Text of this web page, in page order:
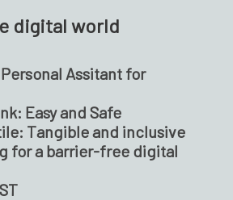
digital world
Assitant for
Easy and Safe
Tangible and inclusive
for a barrier-free digital